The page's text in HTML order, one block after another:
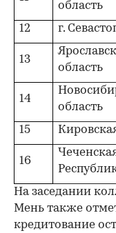
область
12 г.
13
область
14
область
15
16
На заседании
Мень также
кредитование